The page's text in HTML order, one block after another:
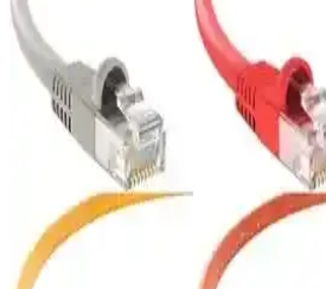
IRENIS CAT6 Yassı Ethernet
Hızlı, Esnek ve Şık Ağ Çözümleri
İrenis CAT6 Yassı Ethernet Kablosu,
(1000BASE-T) hızında güvenilir
genişliği sunar. Altın kaplama uçlar (50
yassı tasarım ile 25 cm–15 m aralığında
topraklama yok.
IRENIS CAT6 Yassı ve Vetech
Kablosu Karşılaştırması